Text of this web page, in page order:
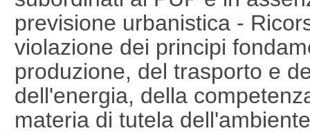
previsione urbanistica -
violazione dei principi
produzione, del trasporto e
dell'energia, della
materia di tutela